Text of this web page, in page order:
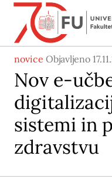
novice Objavljeno
Nov e-
sistemi in
zdravstvu